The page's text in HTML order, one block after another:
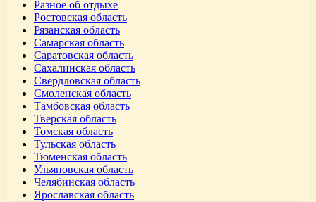
Разное об отдыхе
Ростовская область
Рязанская область
Самарская область
Саратовская область
Сахалинская область
Свердловская область
Смоленская область
Тамбовская область
Тверская область
Томская область
Тульская область
Тюменская область
Ульяновская область
Челябинская область
Ярославская область